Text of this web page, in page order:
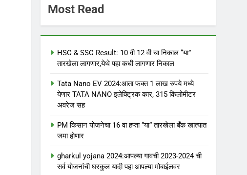
Most Read
HSC & SSC Result: 10 वी 12 वी चा निकाल “या”
तारखेला लागणार,येथे पहा कधी लागणार निकाल
Tata Nano EV 2024:आता फक्त 1 लाख रुपये मध्ये
येणार TATA NANO इलेक्ट्रिक कार, 315 किलोमीटर
अवरेज सह
PM किसान योजनेचा 16 वा हप्ता “या” तारखेला बँक खात्यात
जमा होणार
gharkul yojana 2024:आपल्या गावची 2023-2024 ची
सर्व योजनांची घरकुल यादी पहा आपल्या मोबाईलवर